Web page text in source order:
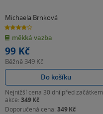
Michaela Brnková
3.9
z
5
hvězdiček
měkká vazba
99 Kč
Běžně 349 Kč
Do košíku
Nejnižší cena 30 dní před začátkem
akce: 349 Kč
Doporučená cena: 349 Kč